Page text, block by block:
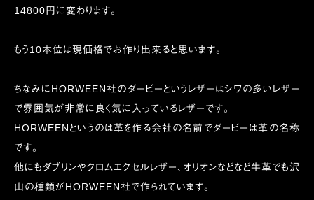
14800円に変わります。
もう10本位は現価格でお作り出来ると思います。
ちなみにHORWEEN社のダービーというレザーはシワの多いレザー
で雰囲気が非常に良く気に入っているレザーです。
HORWEENというのは革を作る会社の名前でダービーは革の名称
です。
他にもダブリンやクロムエクセルレザー、オリオンなどなど牛革でも沢
山の種類がHORWEEN社で作られています。